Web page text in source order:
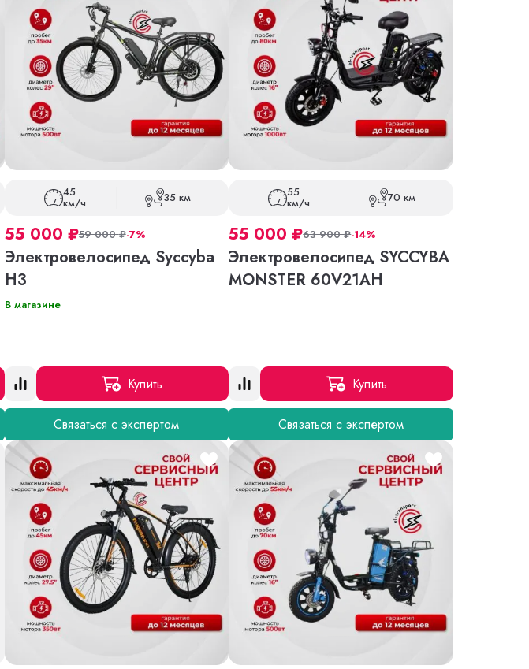
45
км/ч 35 км
55 000 ₽59 000₽-7%
Электровелосипед Syccyba
H3
В магазине
Купить
Связаться с экспертом
55
км/ч 70 км
55 000₽63 900₽-14%
Электровелосипед SYCCYBA
MONSTER 60V21AH
Купить
Связаться с экспертом